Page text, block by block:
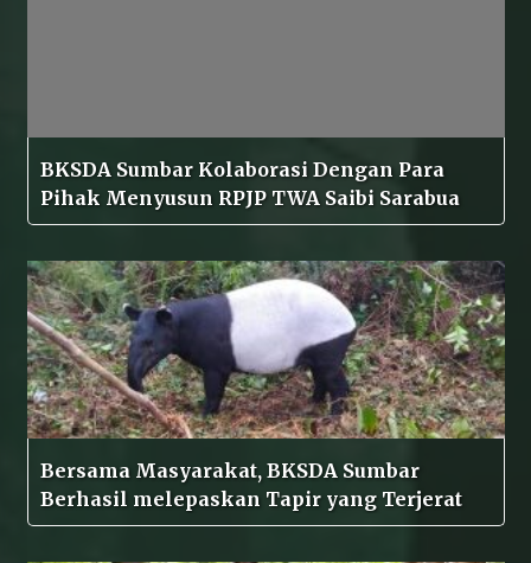
BKSDA Sumbar Kolaborasi Dengan Para
Pihak Menyusun RPJP TWA Saibi Sarabua
Bersama Masyarakat, BKSDA Sumbar
Berhasil melepaskan Tapir yang Terjerat